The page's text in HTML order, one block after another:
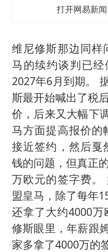
打开网易新
维尼修斯那边同样
马的续约谈判已
2027年6月到期。
斯最开始喊出了税
价，后来又大幅下
马方面提高报价的
接近签约，然后戛
钱的问题，但真正
万欧元的签字费。
盟皇马，除了每年
还拿了大约4000
修斯眼里，年薪跟
家多拿了4000万的